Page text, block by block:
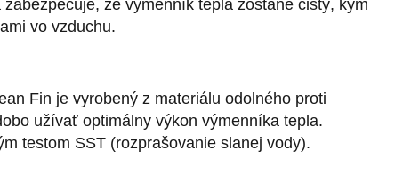
že výmenník tepla zostane čistý, kým
vo vzduchu.
Fin je vyrobený z materiálu odolného proti
užívať optimálny výkon výmenníka tepla.
testom SST (rozprašovanie slanej vody).